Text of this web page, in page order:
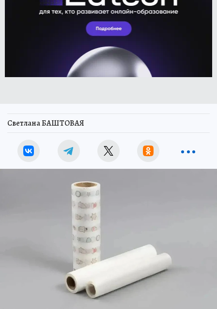
Светлана БАШТОВАЯ